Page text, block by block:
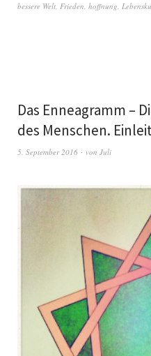
bessere Welt, Frieden, hoffnung,
Das Enneagramm –
des Menschen.
5. September 2016 von Juli